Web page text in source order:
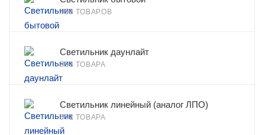
490 ТОВАРОВ
Светильник даунлайт
833 ТОВАРА
Светильник линейный (аналог ЛПО)
672 ТОВАРА